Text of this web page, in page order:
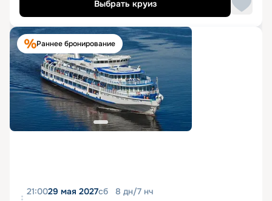
Выбрать круиз
Раннее бронирование
21:0029 мая 2027сб 8 дн/7 нч